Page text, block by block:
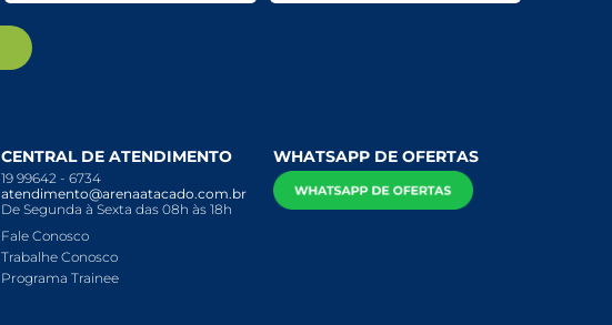
CENTRAL DE ATENDIMENTO
19 99642 - 6734
atendimento@arenaatacado.com.br
De Segunda à Sexta das 08h às 18h
Fale Conosco
Trabalhe Conosco
Programa Trainee
WHATSAPP DE OFERTAS